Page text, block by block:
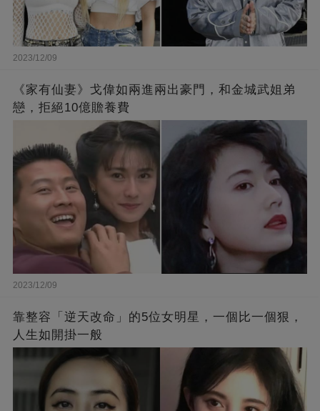
2023/12/09
《家有仙妻》戈偉如兩進兩出豪門，和金城武姐弟
戀，拒絕10億贍養費
2023/12/09
靠整容「逆天改命」的5位女明星，一個比一個狠，
人生如開掛一般